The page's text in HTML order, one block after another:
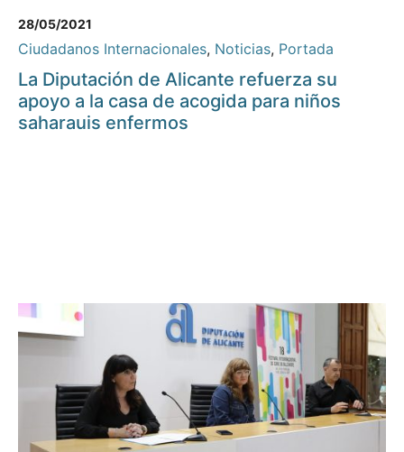
28/05/2021
Ciudadanos Internacionales, Noticias, Portada
La Diputación de Alicante refuerza su
apoyo a la casa de acogida para niños
saharauis enfermos